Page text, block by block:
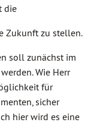
die
Zukunft zu stellen.
soll zunächst im
Wie Herr
für
sicher
hier wird es eine